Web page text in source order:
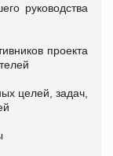
проекта
целей, задач,